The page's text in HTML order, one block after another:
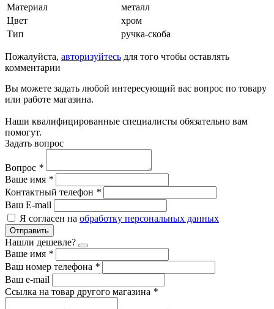
Материал
металл
Цвет
хром
Тип
ручка-скоба
Пожалуйста, авторизуйтесь для того чтобы оставлять
комментарии
Вы можете задать любой интересующий вас вопрос по товару
или работе магазина.
Наши квалифицированные специалисты обязательно вам
помогут.
Задать вопрос
Вопрос *
Ваше имя *
Контактный телефон *
Ваш E-mail
Я согласен на обработку персональных данных
Отправить
Нашли дешевле?
Ваше имя *
Ваш номер телефона *
Ваш e-mail
Ссылка на товар другого магазина *